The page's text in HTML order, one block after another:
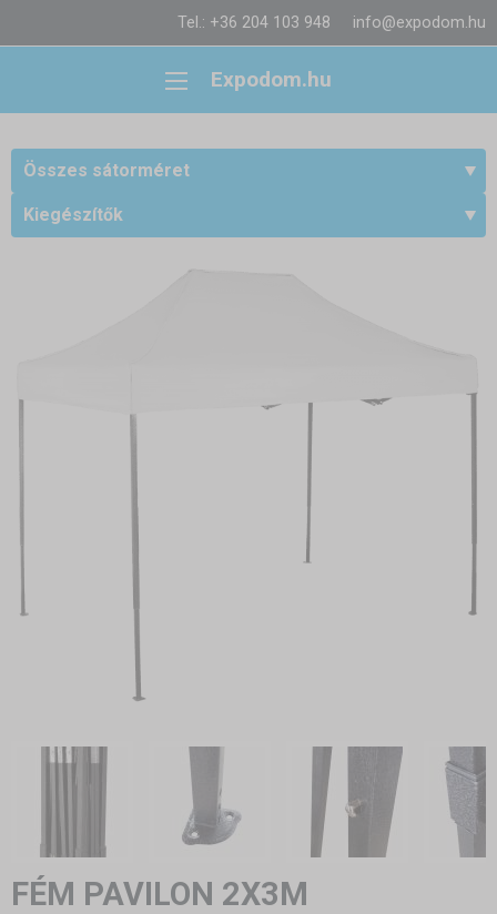
Tel.: +36 204 103 948 info@expodom.hu
Expodom.hu
Összes sátorméret
Kiegészítők
FÉM PAVILON 2X3M